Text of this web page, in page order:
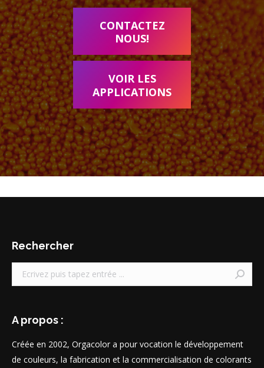
CONTACTEZ
NOUS!
VOIR LES
APPLICATIONS
Rechercher
Recherche
:
A propos :
Créée en 2002, Orgacolor a pour vocation le développement
de couleurs, la fabrication et la commercialisation de colorants